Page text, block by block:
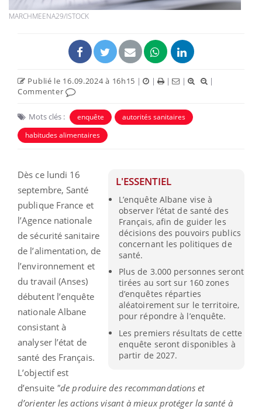
MARCHMEENA29/ISTOCK
Publié le 16.09.2024 à 16h15 | | | |
|
Commenter
Mots clés : enquête
autorités sanitaires
habitudes alimentaires
L'ESSENTIEL
L’enquête Albane vise à
observer l’état de santé des
Français, afin de guider les
décisions des pouvoirs publics
concernant les politiques de
santé.
Plus de 3.000 personnes seront
tirées au sort sur 160 zones
d’enquêtes réparties
aléatoirement sur le territoire,
pour répondre à l’enquête.
Les premiers résultats de cette
enquête seront disponibles à
partir de 2027.
Dès ce lundi 16
septembre, Santé
publique France et
l’Agence nationale
de sécurité sanitaire
de l’alimentation, de
l’environnement et
du travail (Anses)
débutent l’enquête
nationale Albane
consistant à
analyser l’état de
santé des Français.
L’objectif est
d’ensuite"de produire des recommandations et
d’orienter les actions visant à mieux protéger la santé à